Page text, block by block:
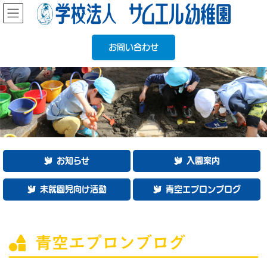
コ
ン
へ
ス
キ
ッ
プ
ナ
ビ
ョ
ン
に
移
動
お問い合わせ
お知らせ 入園案内
未就園児向け活動 青空エプロンブログ
青空エプロンブログ